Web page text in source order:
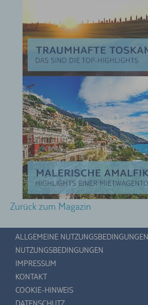
Zurück zum Magazin
ALLGEMEINE NUTZUNGSBEDINGUNGEN
NUTZUNGSBEDINGUNGEN
IMPRESSUM
KONTAKT
COOKIE-HINWEIS